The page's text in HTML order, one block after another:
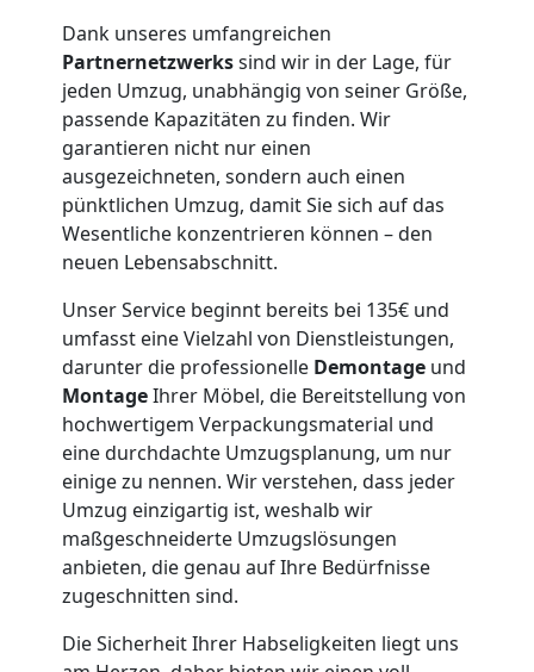
Dank unseres umfangreichen
Partnernetzwerkssind wir in der Lage, für
jeden Umzug, unabhängig von seiner Größe,
passende Kapazitäten zu finden. Wir
garantieren nicht nur einen
ausgezeichneten, sondern auch einen
pünktlichen Umzug, damit Sie sich auf das
Wesentliche konzentrieren können – den
neuen Lebensabschnitt.
Unser Service beginnt bereits bei 135€ und
umfasst eine Vielzahl von Dienstleistungen,
darunter die professionelle Demontage und
MontageIhrer Möbel, die Bereitstellung von
hochwertigem Verpackungsmaterial und
eine durchdachte Umzugsplanung, um nur
einige zu nennen. Wir verstehen, dass jeder
Umzug einzigartig ist, weshalb wir
maßgeschneiderte Umzugslösungen
anbieten, die genau auf Ihre Bedürfnisse
zugeschnitten sind.
Die Sicherheit Ihrer Habseligkeiten liegt uns
Umzugshelfer
Wiener
Neustadt
Möbeltaxi
Wiener
Neustadt
Kleintransport
Wiener